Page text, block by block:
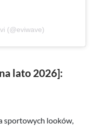
(@eviwave)
lato 2026]:
sportowych looków,